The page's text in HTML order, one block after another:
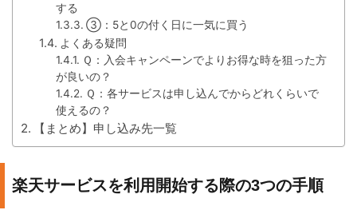
する
③：5と0の付く日に一気に買う
よくある疑問
Ｑ：入会キャンペーンでよりお得な時を狙った方
が良いの？
Ｑ：各サービスは申し込んでからどれくらいで
使えるの？
【まとめ】申し込み先一覧
楽天サービスを利用開始する際の3つの手順